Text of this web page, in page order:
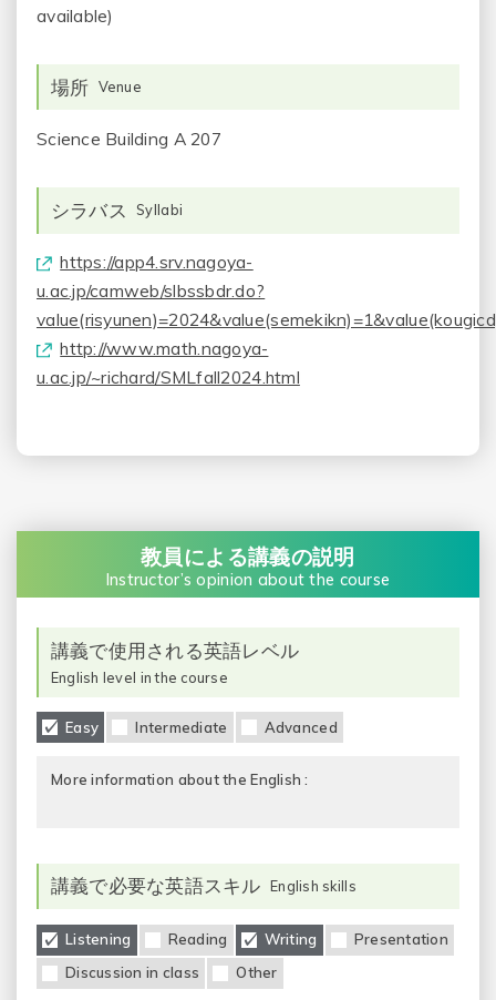
available)
場所 Venue
Science Building A 207
シラバス Syllabi
https://app4.srv.nagoya-
u.ac.jp/camweb/slbssbdr.do?
http://www.math.nagoya-
u.ac.jp/~richard/SMLfall2024.html
教員による講義の説明
Instructor’s opinion about the course
講義で使用される英語レベル
English level in the course
Easy Intermediate Advanced
More information about the English :
講義で必要な英語スキル English skills
Listening Reading Writing
Presentation
Discussion in class
Other